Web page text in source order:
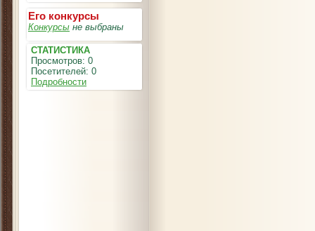
Его конкурсы
Конкурсы не выбраны
СТАТИСТИКА
Просмотров: 0
Посетителей: 0
Подробности